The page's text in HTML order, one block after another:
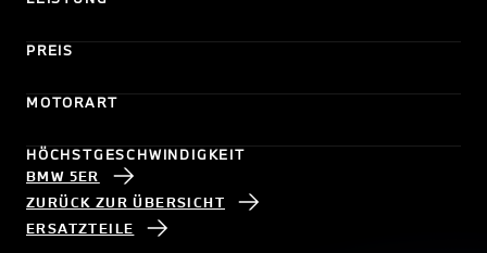
PREIS
MOTORART
HÖCHSTGESCHWINDIGKEIT
BMW 5ER
ZURÜCK ZUR ÜBERSICHT
ERSATZTEILE